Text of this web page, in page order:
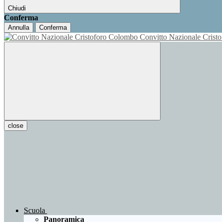
Chiudi
Conferma
Annulla Conferma
Convitto Nazionale
close
Scuola
Panoramica